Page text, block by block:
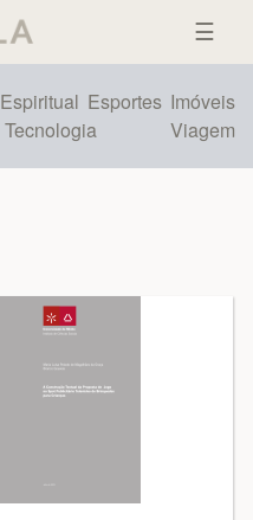
☰
Espiritual Esportes Imóveis
Tecnologia Viagem